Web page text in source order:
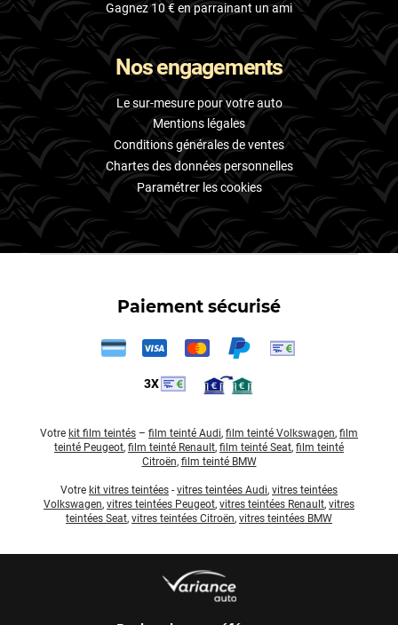
Gagnez 10 € en parrainant un ami
Nos engagements
Le sur-mesure pour votre auto
Mentions légales
Conditions générales de ventes
Chartes des données personnelles
Paramétrer les cookies
Paiement sécurisé
3X
Votre kit film teintés – film teinté Audi, film teinté Volkswagen, film
teinté Peugeot, film teinté Renault, film teinté Seat, film teinté
Citroën, film teinté BMW
Votre kit vitres teintées - vitres teintées Audi, vitres teintées
Volkswagen, vitres teintées Peugeot, vitres teintées Renault, vitres
teintées Seat, vitres teintées Citroën, vitres teintées BMW